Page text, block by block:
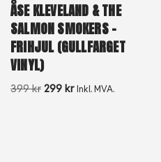
ÅSE KLEVELAND & THE
SALMON SMOKERS –
FRIHJUL (GULLFARGET
VINYL)
399kr 299 kr Inkl. MVA.